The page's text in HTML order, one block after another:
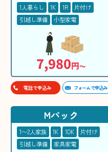
1人暮らし 1K 1R
片付け
引越し準備
小型家電
7,980円〜
電話で申込み フォームで申込み
Mパック
1〜2人家族 1K 1DK
片付け
引越し準備
家具家電